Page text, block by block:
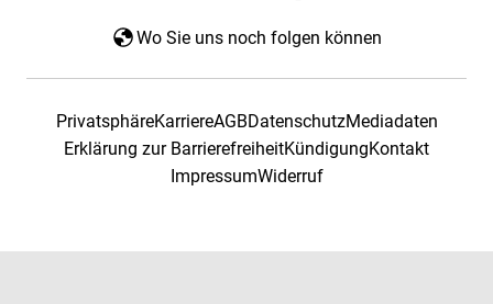
Wo Sie uns noch folgen können
PrivatsphäreKarriereAGBDatenschutzMediadaten
Erklärung zur BarrierefreiheitKündigungKontakt
ImpressumWiderruf